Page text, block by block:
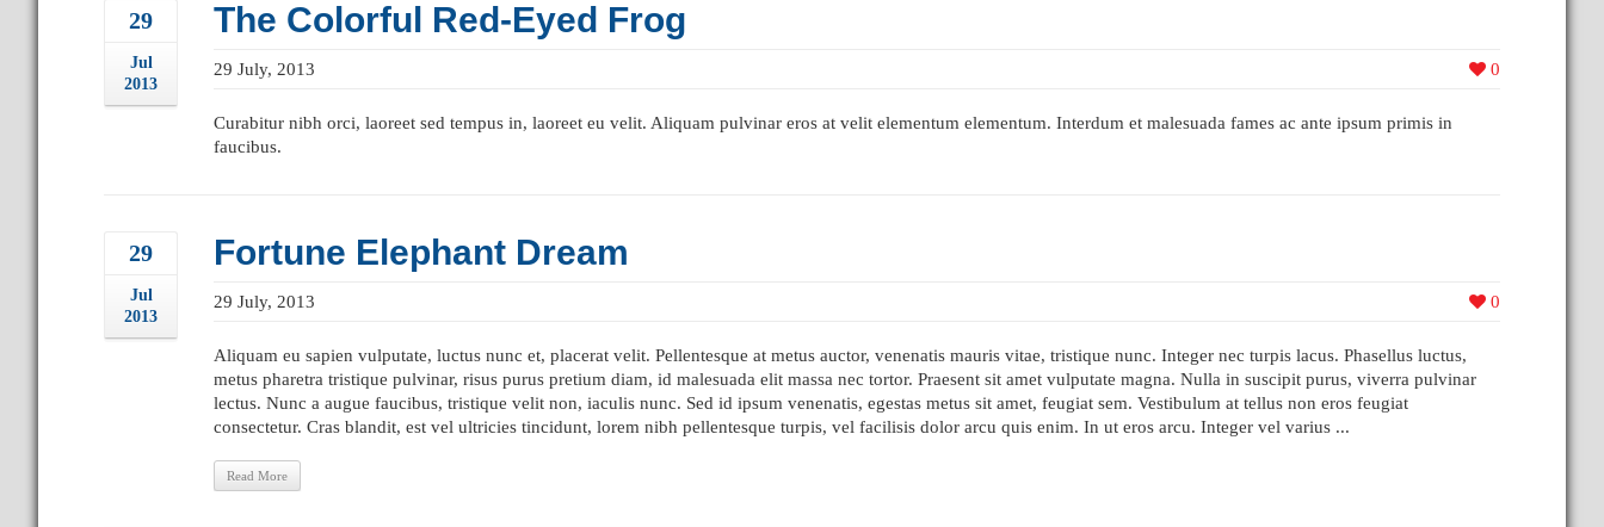
29
Jul
2013
The Colorful Red-Eyed Frog
0
29 July, 2013
Curabitur nibh orci, laoreet sed tempus in, laoreet eu velit. Aliquam pulvinar eros at velit elementum elementum. Interdum et malesuada fames ac ante ipsum primis in
faucibus.
29
Jul
2013
Fortune Elephant Dream
0
29 July, 2013
Aliquam eu sapien vulputate, luctus nunc et, placerat velit. Pellentesque at metus auctor, venenatis mauris vitae, tristique nunc. Integer nec turpis lacus. Phasellus luctus,
metus pharetra tristique pulvinar, risus purus pretium diam, id malesuada elit massa nec tortor. Praesent sit amet vulputate magna. Nulla in suscipit purus, viverra pulvinar
lectus. Nunc a augue faucibus, tristique velit non, iaculis nunc. Sed id ipsum venenatis, egestas metus sit amet, feugiat sem. Vestibulum at tellus non eros feugiat
consectetur. Cras blandit, est vel ultricies tincidunt, lorem nibh pellentesque turpis, vel facilisis dolor arcu quis enim. In ut eros arcu. Integer vel varius ...
Read More